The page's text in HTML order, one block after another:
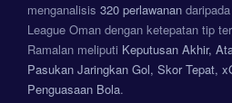
menganalisis 320 perlawanan daripada
League Oman dengan ketepatan tip
Ramalan meliputi Keputusan Akhir,
Pasukan Jaringkan Gol, Skor Tepat,
Penguasaan Bola.